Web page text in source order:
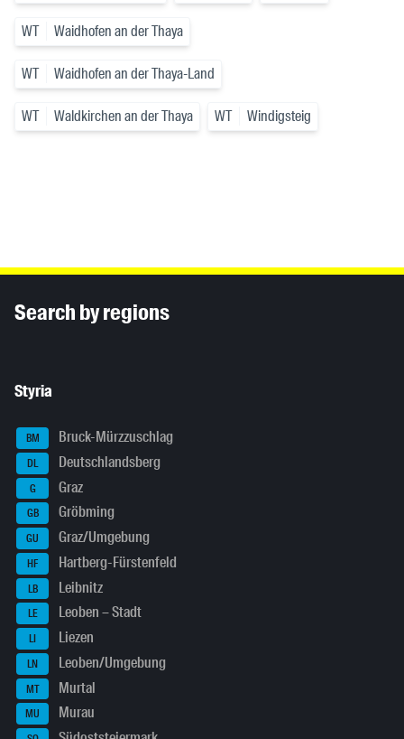
WT Waidhofen an der Thaya
WT Waidhofen an der Thaya-Land
WT Waldkirchen an der Thaya WT Windigsteig
Search by regions
Styria
BM Bruck-Mürzzuschlag
DL Deutschlandsberg
G Graz
GB Gröbming
GU Graz/Umgebung
HF Hartberg-Fürstenfeld
LB Leibnitz
LE Leoben – Stadt
LI Liezen
LN Leoben/Umgebung
MT Murtal
MU Murau